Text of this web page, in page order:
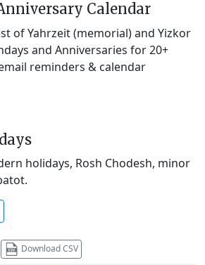
Calendar
of Yahrzeit (memorial) and Yizkor
and Anniversaries for 20+
reminders & calendar
holidays, Rosh Chodesh, minor
Download CSV